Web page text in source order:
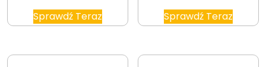
Sprawdź Teraz Sprawdź Teraz